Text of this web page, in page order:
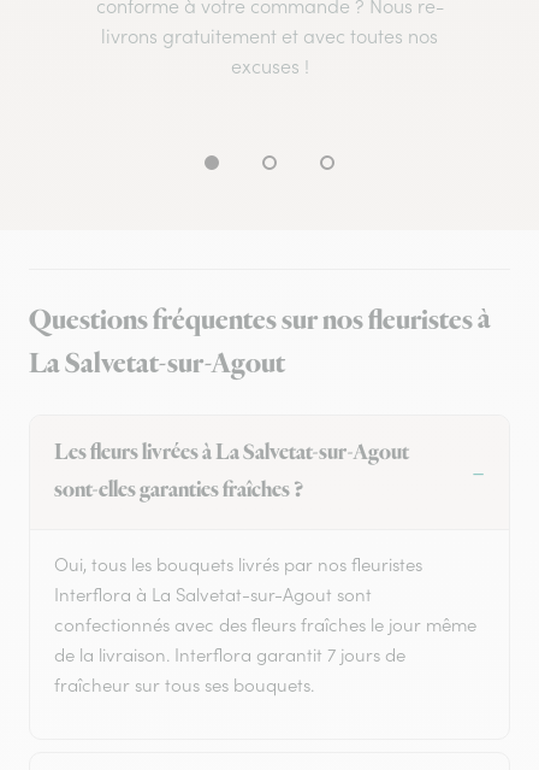
conforme à votre commande ? Nous re-
livrons gratuitement et avec toutes nos
excuses !
Questions fréquentes sur nos fleuristes à
La Salvetat-sur-Agout
Les fleurs livrées à La Salvetat-sur-Agout
sont-elles garanties fraîches ?
Oui, tous les bouquets livrés par nos fleuristes
Interflora à La Salvetat-sur-Agout sont
confectionnés avec des fleurs fraîches le jour même
de la livraison. Interflora garantit 7 jours de
fraîcheur sur tous ses bouquets.